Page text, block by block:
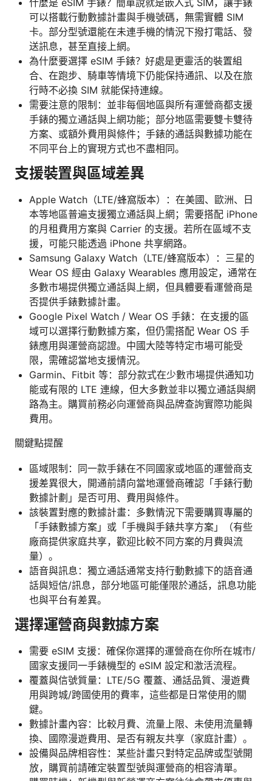
什麼是 eSIM 手錶？簡單說就是嵌入式 SIM，讓手錶
可以搭載行動數據計畫與手機號碼，無需實體 SIM
卡。部分型號還能在未連手機的情況下撥打電話、發
送訊息，甚至直接上網。
為什麼要選擇 eSIM 手錶？好處是更靈活的裝置組
合、在跑步、騎車等情境下仍能保持通訊、以及在旅
行時不必換 SIM 就能保持連線。
需要注意的限制：並非每個地區與所有運營商都支援
手錶的獨立通話與上網功能；部分地區需要雙卡雙待
方案、或額外費用與條件；手錶的通話與數據功能在
不同平台上的實現方式也不盡相同。
支援裝置與區域差異
Apple Watch（LTE/蜂窩版本）：在美國、歐洲、日
本等地區普遍支援獨立通話與上網；需要搭配 iPhone
的月租費用方案與 Carrier 的支援。若所在區域不支
援，可能只能透過 iPhone 共享網路。
Samsung Galaxy Watch（LTE/蜂窩版本）：三星的
Wear OS 經由 Galaxy Wearables 應用設定，通常在
多數市場提供獨立通話與上網，但具體要看運營商是
否提供手錶數據計畫。
Google Pixel Watch / Wear OS 手錶：在支援的區
域可以選擇行動數據方案，但仍需搭配 Wear OS 手
錶應用與運營商認證。中國大陸等特定市場可能受
限，需確認當地支援情況。
Garmin、Fitbit 等：部分款式在少數市場提供通知功
能或有限的 LTE 連線，但大多數並非以獨立通話與網
路為主。購買前務必向運營商與品牌查詢實際功能與
費用。
關鍵點提醒
區域限制：同一款手錶在不同國家或地區的運營商支
援差異很大，開通前請向當地運營商確認「手錶行動
數據計劃」是否可用、費用與條件。
該裝置對應的數據計畫：多數情況下需要購買專屬的
「手錶數據方案」或「手機與手錶共享方案」（有些
廠商提供家庭共享，歡迎比較不同方案的月費與流
量）。
語音與訊息：獨立通話通常支持行動數據下的語音通
話與短信/訊息，部分地區可能僅限於通話，訊息功能
也與平台有差異。
選擇運營商與數據方案
需要 eSIM 支援：確保你選擇的運營商在你所在城市/
國家支援同一手錶機型的 eSIM 設定和激活流程。
覆蓋與信號質量：LTE/5G 覆蓋、通話品質、漫遊費
用與跨城/跨國使用的費率，這些都是日常使用的關
鍵。
數據計畫內容：比較月費、流量上限、未使用流量轉
換、國際漫遊費用、是否有親友共享（家庭計畫）。
設備與品牌相容性：某些計畫只對特定品牌或型號開
放，購買前請確定裝置型號與運營商的相容清單。